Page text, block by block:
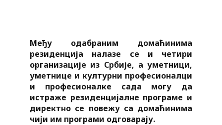
Међу одабраним домаћинима
резиденција налазе се и четири
организације из Србије, а уметници,
уметнице и културни професионалци
и професионалке сада могу да
истраже резиденцијалне програме и
директно се повежу са домаћинима
чији им програми одговарају.